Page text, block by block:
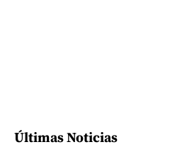
Últimas Noticias